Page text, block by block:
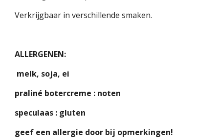
Verkrijgbaar in verschillende smaken.
ALLERGENEN:
melk, soja, ei
praliné botercreme : noten
speculaas : gluten
geef een allergie door bij opmerkingen!